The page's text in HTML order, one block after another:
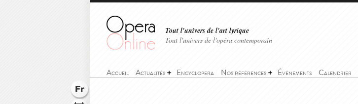
Tout l'univers de l'art lyrique
Tout l'univers de l'opéra contemporain
Accueil Actualités Encyclopera Nos références Événements Calendrier